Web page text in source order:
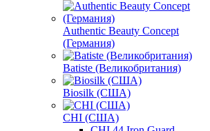
Authentic Beauty Concept
(Германия)
Batiste (Великобритания)
Biosilk (США)
CHI (США)